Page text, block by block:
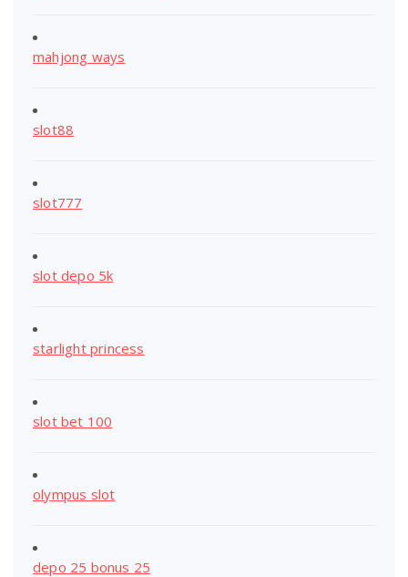
mahjong ways
slot88
slot777
slot depo 5k
starlight princess
slot bet 100
olympus slot
depo 25 bonus 25